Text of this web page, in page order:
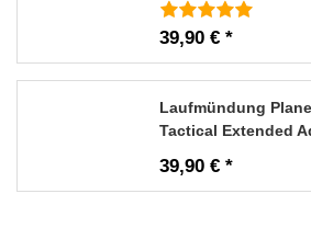
39,90 € *
Laufmündung
Tactical Extended
39,90 € *